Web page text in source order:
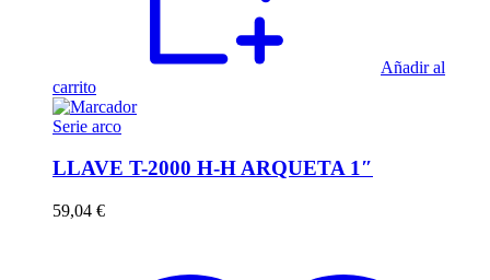
Añadir al
carrito
Serie arco
LLAVE T-2000 H-H ARQUETA 1″
59,04 €